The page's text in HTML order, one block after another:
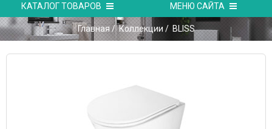
КАТАЛОГ ТОВАРОВ МЕНЮ САЙТА
Главная/Коллекции / BLISS